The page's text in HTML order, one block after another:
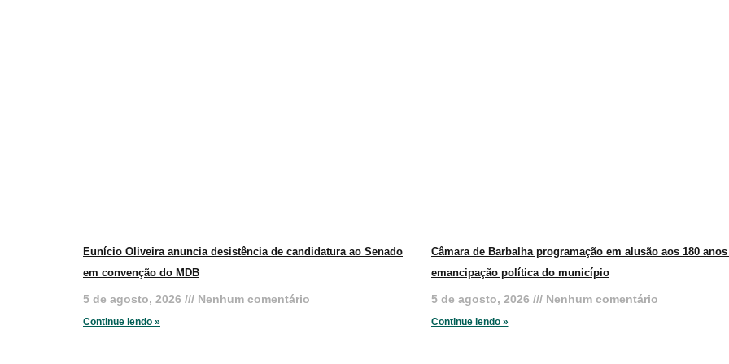
Eunício Oliveira anuncia desistência de candidatura ao Senado
em convenção do MDB
5 de agosto, 2026 Nenhum comentário
Continue lendo »
Câmara de Barbalha programação em alusão aos 180 anos
emancipação política do município
5 de agosto, 2026 Nenhum comentário
Continue lendo »